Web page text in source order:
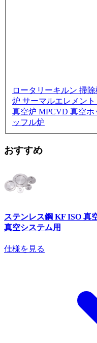
ロータリーキルン 掃除
炉 サーマルエレメント
真空炉 MPCVD 真空ホ
ッフル炉
おすすめ
ステンレス鋼 KF ISO 真
真空システム用
仕様を見る